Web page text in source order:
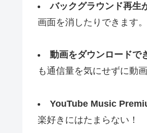
バックグラウンド再生
画面を消したりできます
動画をダウンロードで
も通信量を気にせずに動
YouTube Music
楽好きにはたまらない！